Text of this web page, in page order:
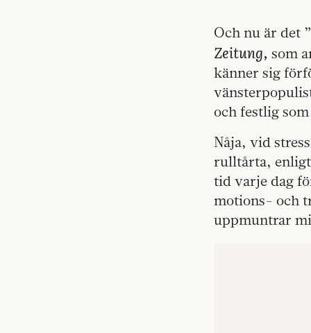
Och nu är det
Zeitung, som
känner sig
och festlig
Nåja, vid
rulltårta, enligt
tid varje dag
motions- och
uppmuntrar